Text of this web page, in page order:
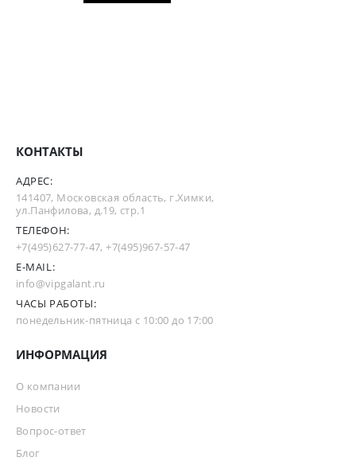
КОНТАКТЫ
АДРЕС:
141407, Московская область, г.Химки,
ул.Панфилова, д.19, стр.1
ТЕЛЕФОН:
+7(495)627-77-47,+7(495)967-57-47
E-MAIL:
info@vipgalant.ru
ЧАСЫ РАБОТЫ:
понедельник-пятница с 10:00 до 17:00
ИНФОРМАЦИЯ
О компании
Новости
Вопрос-ответ
Блог